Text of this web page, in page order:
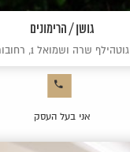
גושן / הרימונים
גוטהילף שרה ושמואל 1, רחובות
אני בעל העסק